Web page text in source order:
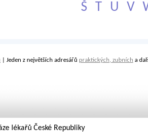
Š
T U V
| Jeden z největších adresářů praktických, zubních a
lékařů České Republiky